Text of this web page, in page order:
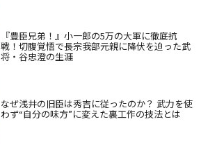
『豊臣兄弟！』小一郎の5万の大軍に徹底抗
戦！切腹覚悟で長宗我部元親に降伏を迫った武
将・谷忠澄の生涯
なぜ浅井の旧臣は秀吉に従ったのか？ 武力を使
わず“自分の味方”に変えた裏工作の技法とは